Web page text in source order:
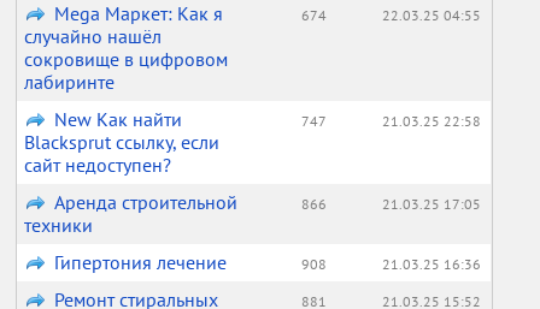
Mega Маркет: Как я
случайно нашёл
сокровище в цифровом
лабиринте
674 22.03.25 04:55
New Как найти
Blacksprut ссылку, если
сайт недоступен?
747 21.03.25 22:58
Аренда строительной
техники
866 21.03.25 17:05
Гипертония лечение 908 21.03.25 16:36
Ремонт стиральных
881 21.03.25 15:52